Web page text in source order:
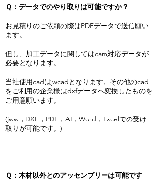
Ｑ：データでのやり取りは可能ですか？
お見積りのご依頼の際はPDFデータで送信願い
ます。
但し、加工データに関してはcam対応データが
必要となります。
当社使用cadはjwcadとなります。その他のcad
をご利用の企業様はdxfデータへ変換したものを
ご用意願います。
(jww，DXF，PDF，AI，Word，Excelでの受け
取りが可能です。)
Ｑ：木材以外とのアッセンブリーは可能です